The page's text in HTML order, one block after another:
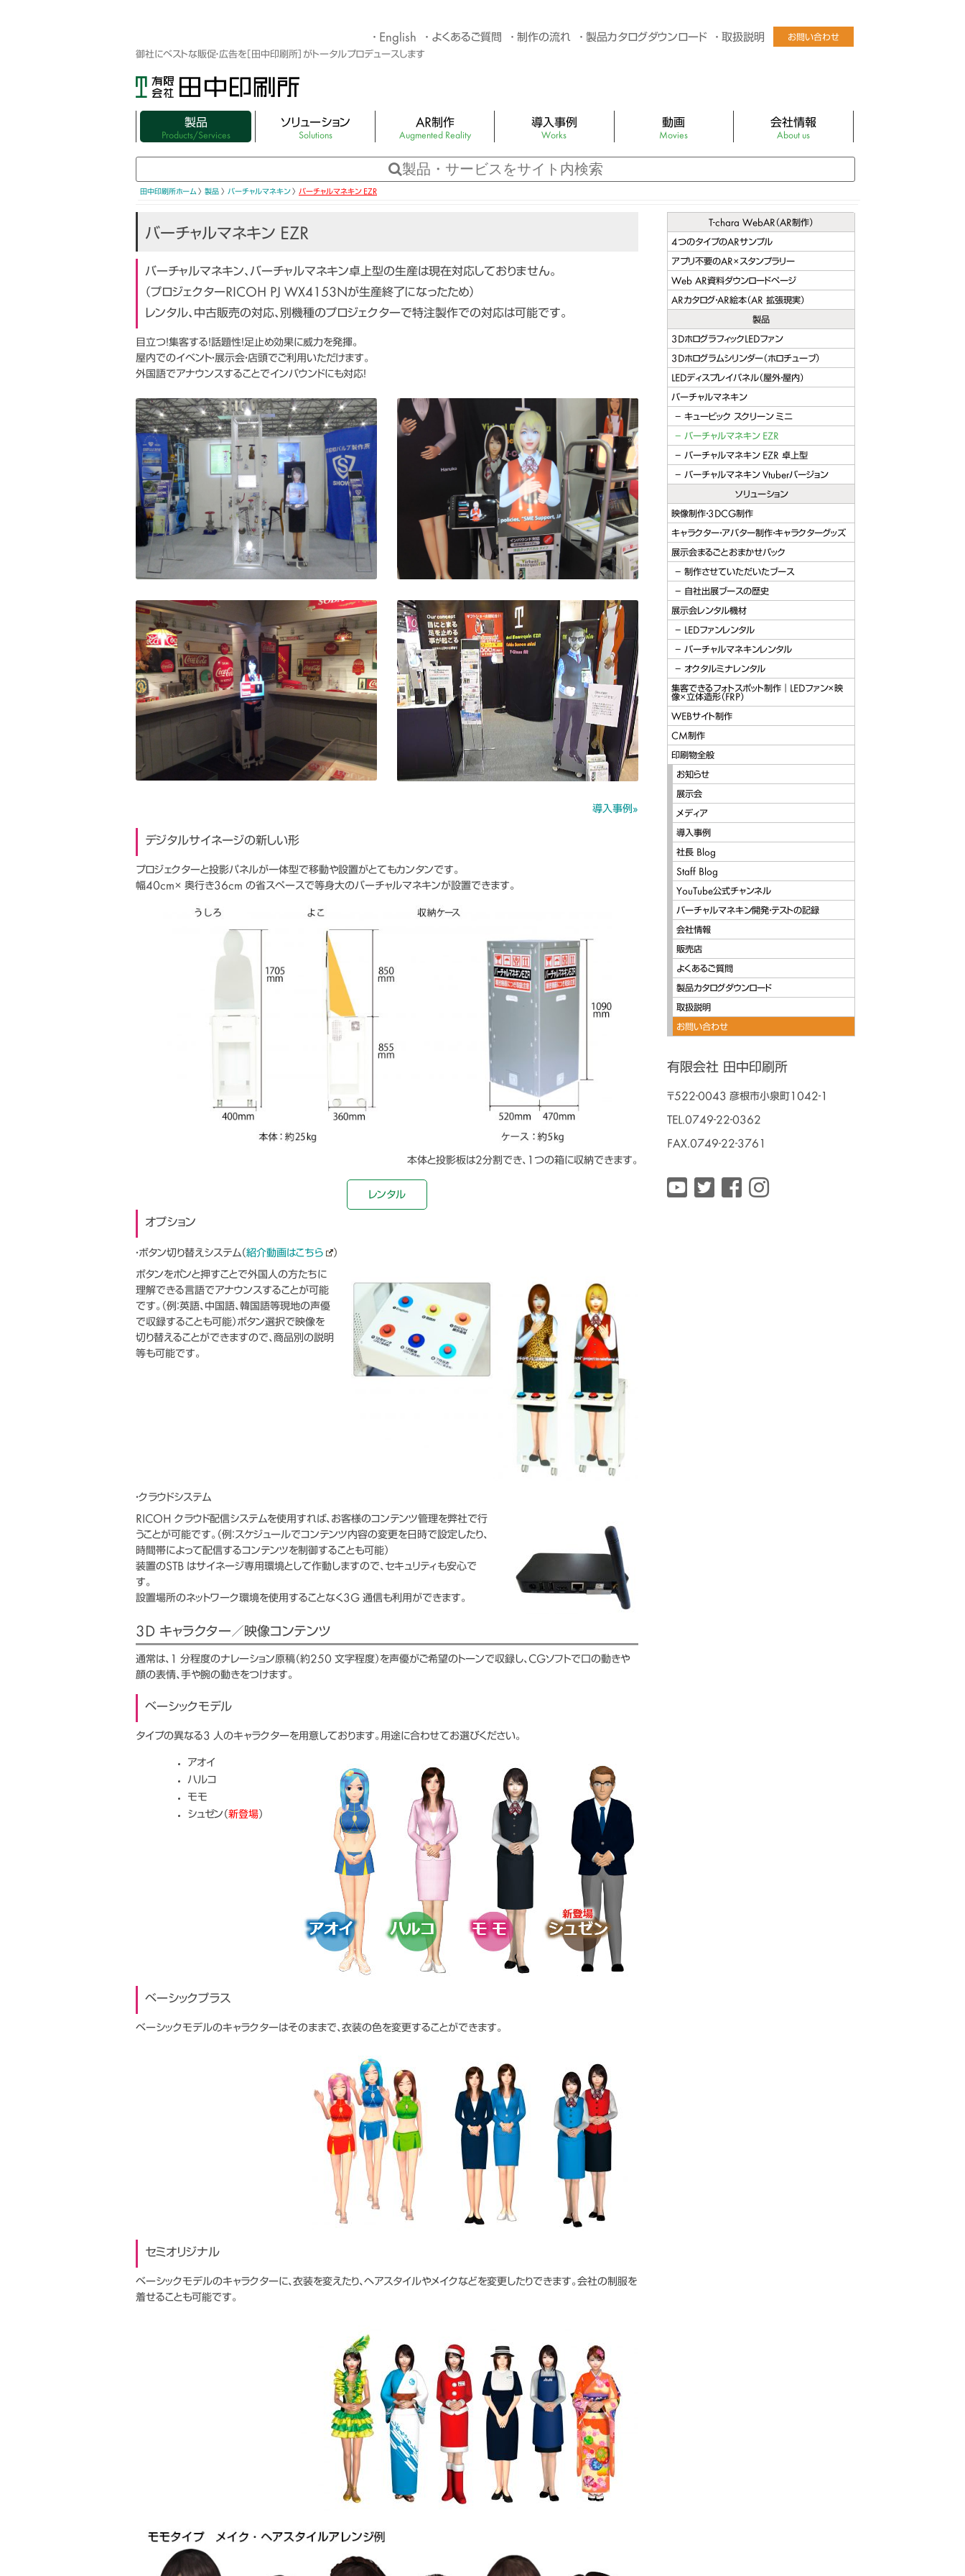
English よくあるご質問 制作の流れ 製品カタログダウンロード 取扱説明
お問い合わせ
御社にベストな販促・広告を［田中印刷所］がトータルプロデュースします
製品
Products/Services
3DホログラフィックLEDファン
3Dホログラムシリンダー
Vtuber×ミラーサイネージ
バーチャルマネキン Vtuberバージョ
ン
ソリューション
Solutions
映像制作・3DCG制作
キャラクター・アバター制作・キャラク
集客できるフォトスポット制作
展示会まるごとおまかせパック
印刷物全般
AR制作
Augmented Reality
4つのタイプのARサンプル
導入事例
Works
動画
Movies
YouTube公式チャンネル
バーチャルマネキンEZR
バーチャルマネキンEZR卓上型
キュービック スクリーン ミニ
Vtuberバージョン
キュービック スクリーン
会社情報
About us
社長あいさつ
アクセス
バーチャルマネキン販売店
田中印刷所ホーム〉 製品 〉 バーチャルマネキン〉 バーチャルマネキン EZR
バーチャルマネキン EZR
バーチャルマネキン、バーチャルマネキン卓上型の生産は現在対応しておりません。
（プロジェクターRICOH PJ WX4153Nが生産終了になったため）
レンタル、中古販売の対応、別機種のプロジェクターで特注製作での対応は可能です。
目立つ！集客する！話題性！足止め効果に威力を発揮。
屋内でのイベント・展示会・店頭でご利用いただけます。
外国語でアナウンスすることでインバウンドにも対応！
導入事例»
デジタルサイネージの新しい形
プロジェクターと投影パネルが一体型で移動や設置がとてもカンタンです。
幅40cm× 奥行き36cm の省スペースで等身大のバーチャルマネキンが設置できます。
本体と投影板は2分割でき、1つの箱に収納できます。
レンタル
オプション
・ボタン切り替えシステム（紹介動画はこちら ）
ボタンをポンと押すことで外国人の方たちに
理解できる言語でアナウンスすることが可能
です。（例：英語、中国語、韓国語等現地の声優
で収録することも可能）ボタン選択で映像を
切り替えることができますので、商品別の説明
等も可能です。
・クラウドシステム
RICOH クラウド配信システムを使用すれば、お客様のコンテンツ管理を弊社で行
うことが可能です。（例：スケジュールでコンテンツ内容の変更を日時で設定したり、
時間帯によって配信するコンテンツを制御することも可能）
装置のSTB はサイネージ専用環境として作動しますので、セキュリティも安心で
す。
設置場所のネットワーク環境を使用することなく3G 通信も利用ができます。
3D キャラクター／映像コンテンツ
通常は、1 分程度のナレーション原稿（約250 文字程度）を声優がご希望のトーンで収録し、CGソフトで口の動きや
顔の表情、手や腕の動きをつけます。
ベーシックモデル
タイプの異なる3 人のキャラクターを用意しております。用途に合わせてお選びください。
アオイ
ハルコ
モモ
シュゼン（新登場）
ベーシックプラス
ベーシックモデルのキャラクターはそのままで、衣装の色を変更することができます。
セミオリジナル
ベーシックモデルのキャラクターに、衣装を変えたり、ヘアスタイルやメイクなどを変更したりできます。会社の制服を
着せることも可能です。
T-chara WebAR（AR制作）
4つのタイプのARサンプル
アプリ不要のAR×スタンプラリー
Web AR資料ダウンロードページ
ARカタログ・AR絵本（AR 拡張現実）
製品
3DホログラフィックLEDファン
3Dホログラムシリンダー（ホロチューブ）
LEDディスプレイパネル（屋外・屋内）
バーチャルマネキン
キュービック スクリーン ミニ
バーチャルマネキン EZR
バーチャルマネキン EZR 卓上型
バーチャルマネキン Vtuberバージョン
ソリューション
映像制作・3DCG制作
キャラクター・アバター制作・キャラクターグッズ
展示会まるごとおまかせパック
制作させていただいたブース
自社出展ブースの歴史
展示会レンタル機材
LEDファンレンタル
バーチャルマネキンレンタル
オクタルミナレンタル
集客できるフォトスポット制作｜LEDファン×映
像×立体造形（FRP）
WEBサイト制作
CM制作
印刷物全般
お知らせ
展示会
メディア
導入事例
社長 Blog
Staff Blog
YouTube公式チャンネル
バーチャルマネキン開発・テストの記録
会社情報
販売店
よくあるご質問
製品カタログダウンロード
取扱説明
お問い合わせ
有限会社 田中印刷所
〒522-0043 彦根市小泉町1042-1
TEL.0749-22-0362
FAX.0749-22-3761